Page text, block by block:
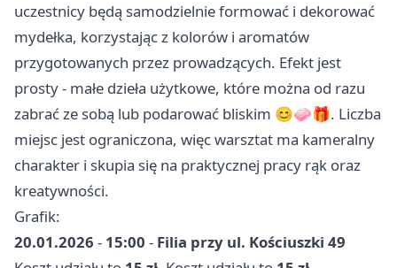
uczestnicy będą samodzielnie formować i dekorować
mydełka, korzystając z kolorów i aromatów
przygotowanych przez prowadzących. Efekt jest
prosty - małe dzieła użytkowe, które można od razu
zabrać ze sobą lub podarować bliskim 😊🧼🎁. Liczba
miejsc jest ograniczona, więc warsztat ma kameralny
charakter i skupia się na praktycznej pracy rąk oraz
kreatywności.
Grafik:
20.01.2026 - 15:00 - Filia przy ul. Kościuszki 49